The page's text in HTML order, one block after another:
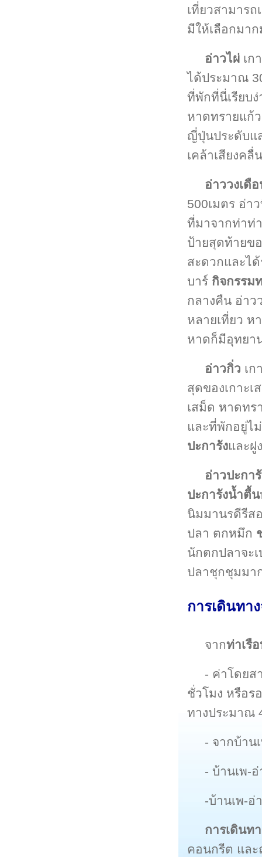
เที่ยวสามาร
มีให้เลือกมา
อ่าวไผ่ เก
ได้ประมาณ
ที่พักที่นี่เรียบ
หาดทรายแก้
ญี่ปุ่นประดับแ
เคล้าเสียงคลื่น
อ่าววงเดื
500เมตร อ่า
ที่มาจากท่าท่
ป้ายสุดท้ายข
สะดวกและไ
บาร์ กิจกรรม
กลางคืน อ่าว
หลายเที่ยว ห
หาดก็มีอุทยา
อ่าวกิ่ว เก
สุดของเกาะ
เสม็ด หาดทร
และที่พักอยู่ไ
ปะการังและฝู
อ่าวปะกา
ปะการังน้ำตื้น
นิมมานรดีรีส
ปลา ตกหมึก
นักตกปลาจะ
ปลาชุกชุมมา
การเดินทา
จากท่าเรื
- ค่าโดยส
ชั่วโมง หรือร
ทางประมาณ
- จากบ้าน
- บ้านเพ-
-บ้านเพ-อ่
การเดินท
คอนกรีต และ